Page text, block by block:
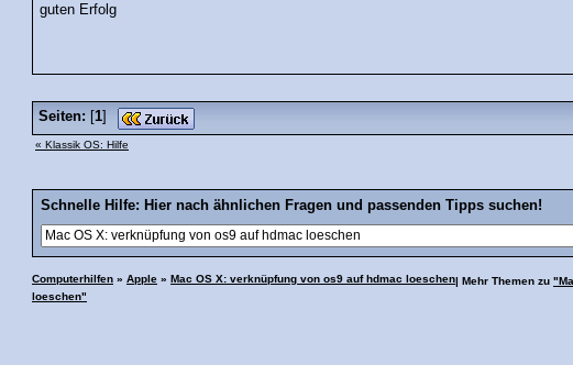
guten Erfolg
Seiten: [1]
« Klassik OS: Hilfe
Schnelle Hilfe: Hier nach ähnlichen Fragen und passenden Tipps suchen!
Computerhilfen » Apple » Mac OS X: verknüpfung von os9 auf hdmac loeschen| Mehr Themen zu
loeschen"